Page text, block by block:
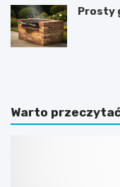
Prosty
D
t
y
S
l
n
Warto